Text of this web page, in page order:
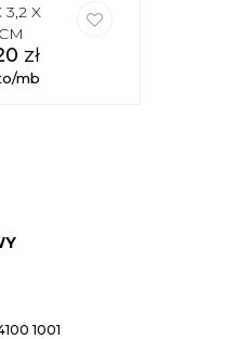
3,2 X
zł
mb
1001